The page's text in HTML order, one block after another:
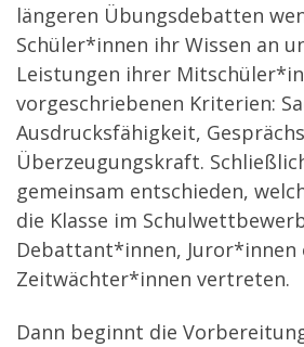
längeren Übungsdebatten
Schüler*innen ihr Wissen an
Leistungen ihrer
vorgeschriebenen Kriterien:
Ausdrucksfähigkeit,
Überzeugungskraft.
gemeinsam entschieden,
die Klasse im
Debattant*innen, Juror*innen
Zeitwächter*innen vertreten.
Dann beginnt die